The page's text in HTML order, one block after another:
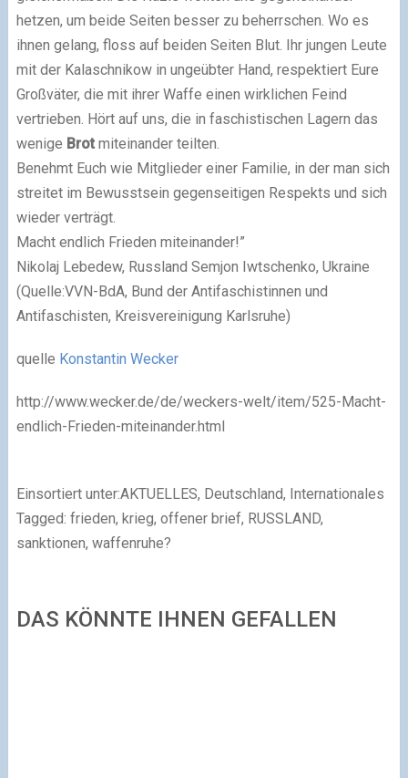
hetzen, um beide Seiten besser zu beherrschen. Wo es
ihnen gelang, floss auf beiden Seiten Blut. Ihr jungen Leute
mit der Kalaschnikow in ungeübter Hand, respektiert Eure
Großväter, die mit ihrer Waffe einen wirklichen Feind
vertrieben. Hört auf uns, die in faschistischen Lagern das
wenige Brotmiteinander teilten.
Benehmt Euch wie Mitglieder einer Familie, in der man sich
streitet im Bewusstsein gegenseitigen Respekts und sich
wieder verträgt.
Macht endlich Frieden miteinander!”
Nikolaj Lebedew, Russland Semjon Iwtschenko, Ukraine
(Quelle:VVN-BdA, Bund der Antifaschistinnen und
Antifaschisten, Kreisvereinigung Karlsruhe)
quelle Konstantin Wecker
http://www.wecker.de/de/weckers-welt/item/525-Macht-
endlich-Frieden-miteinander.html
Einsortiert unter:AKTUELLES, Deutschland, Internationales
Tagged: frieden, krieg, offener brief, RUSSLAND,
sanktionen, waffenruhe?
DAS KÖNNTE IHNEN GEFALLEN